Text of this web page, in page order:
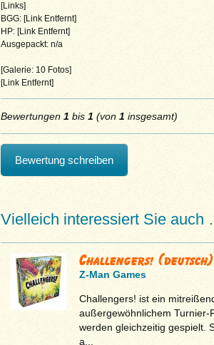
[Links]
BGG: [Link Entfernt]
HP: [Link Entfernt]
Ausgepackt: n/a
[Galerie: 10 Fotos]
[Link Entfernt]
Bewertungen 1 bis 1 (von 1 insgesamt)
Bewertung schreiben
Vielleich interessiert Sie auch
Challengers! (deutsch)
Z-Man Games
Challengers! ist ein
außergewöhnlichem Turnier-
werden gleichzeitig gespielt.
a...